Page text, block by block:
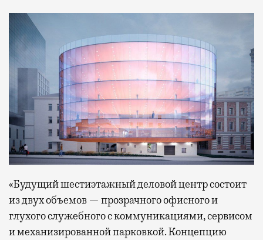
«Будущий шестиэтажный деловой центр состоит
из двух объемов — прозрачного офисного и
глухого служебного с коммуникациями, сервисом
и механизированной парковкой. Концепцию